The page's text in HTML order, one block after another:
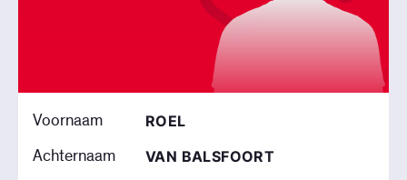
Voornaam ROEL
Achternaam VAN BALSFOORT